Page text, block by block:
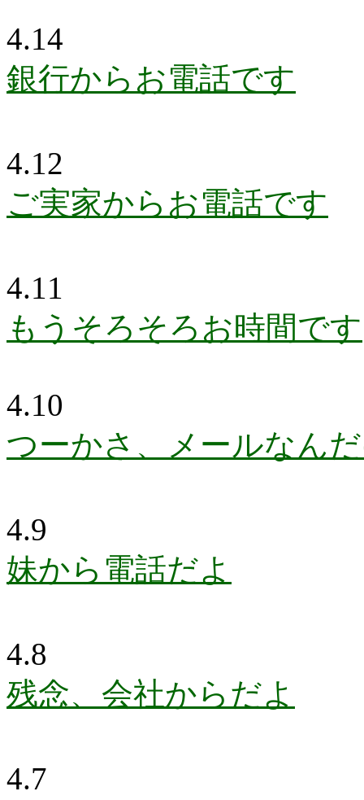
4.14
銀行からお電話です
4.12
ご実家からお電話です
4.11
もうそろそろお時間です
4.10
つーかさ、メールなん
4.9
妹から電話だよ
4.8
残念、会社からだよ
4.7